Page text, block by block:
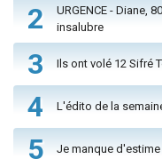
2
URGENCE - Diane,
insalubre
3 Ils ont volé 12 Sifré
4 L'édito de la
5 Je manque